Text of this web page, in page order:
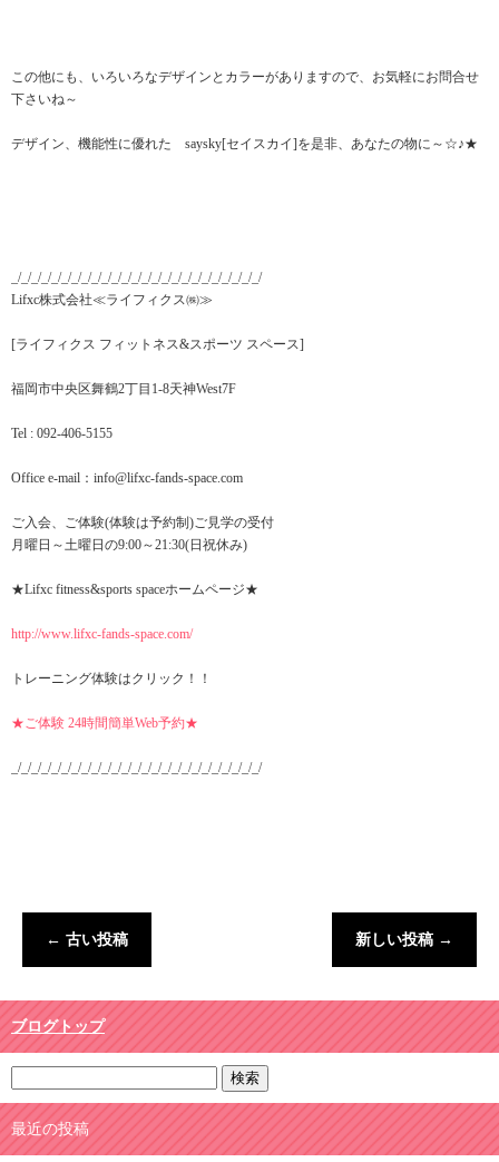
この他にも、いろいろなデザインとカラーがありますので、お気軽にお問合せ
下さいね～
デザイン、機能性に優れた saysky[セイスカイ]を是非、あなたの物に～☆♪★
_/_/_/_/_/_/_/_/_/_/_/_/_/_/_/_/_/_/_/_/_/_/_/_/_/
Lifxc株式会社≪ライフィクス㈱≫
[ライフィクス フィットネス&スポーツ スペース]
福岡市中央区舞鶴2丁目1-8天神West7F
Tel : 092-406-5155
Office e-mail：info@lifxc-fands-space.com
ご入会、ご体験(体験は予約制)ご見学の受付
月曜日～土曜日の9:00～21:30(日祝休み)
★Lifxc fitness&sports spaceホームページ★
http://www.lifxc-fands-space.com/
トレーニング体験はクリック！！
★ご体験 24時間簡単Web予約★
_/_/_/_/_/_/_/_/_/_/_/_/_/_/_/_/_/_/_/_/_/_/_/_/_/
← 古い投稿 新しい投稿 →
ブログトップ
最近の投稿